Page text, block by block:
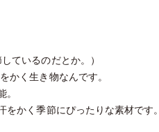
ているのだとか。）
かく生き物なんです。
かく季節にぴったりな素材です。